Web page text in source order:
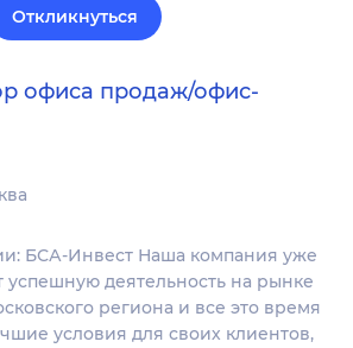
Откликнуться
офиса продаж/офис-
БСА-Инвест Наша компания уже
успешную деятельность на рынке
региона и все это время
условия для своих клиентов,